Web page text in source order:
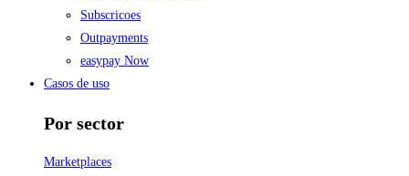
Subscricoes
Outpayments
easypay Now
Casos de uso
Por sector
Marketplaces